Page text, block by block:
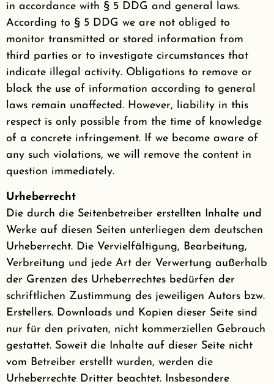
in accordance with § 5 DDG and general laws.
According to § 5 DDG we are not obliged to
monitor transmitted or stored information from
third parties or to investigate circumstances that
indicate illegal activity. Obligations to remove or
block the use of information according to general
laws remain unaffected. However, liability in this
respect is only possible from the time of knowledge
of a concrete infringement. If we become aware of
any such violations, we will remove the content in
question immediately.
Urheberrecht
Die durch die Seitenbetreiber erstellten Inhalte und
Werke auf diesen Seiten unterliegen dem deutschen
Urheberrecht. Die Vervielfältigung, Bearbeitung,
Verbreitung und jede Art der Verwertung außerhalb
der Grenzen des Urheberrechtes bedürfen der
schriftlichen Zustimmung des jeweiligen Autors bzw.
Erstellers. Downloads und Kopien dieser Seite sind
nur für den privaten, nicht kommerziellen Gebrauch
gestattet. Soweit die Inhalte auf dieser Seite nicht
vom Betreiber erstellt wurden, werden die
Urheberrechte Dritter beachtet. Insbesondere